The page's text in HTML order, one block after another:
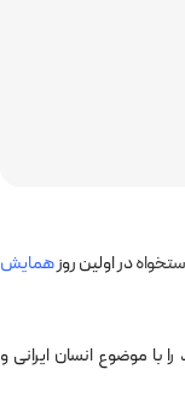
در اولین روزهمایش
با موضوع انسان ایرانی و